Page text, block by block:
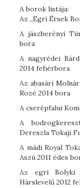
A borok listája:
Az „Egri Érsek
A jászberényi
bora
A nagyrédei
2014 fehérbora
Az abasári
Rozé 2014 bora
A cserépfalui
A
Dereszla Tokaji
A mádi Royal
Aszú 2011 édes
Az egri Bolyki
Hárslevelű 2012